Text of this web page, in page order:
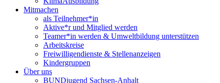
Mitmachen
als Teilnehmer*in
Aktive*r und Mitglied werden
Teamer*in werden & Umweltbildung unterstützen
Arbeitskreise
Freiwilligendienste & Stellenanzeigen
Kindergruppen
Über uns
BUNDjugend Sachsen-Anhalt